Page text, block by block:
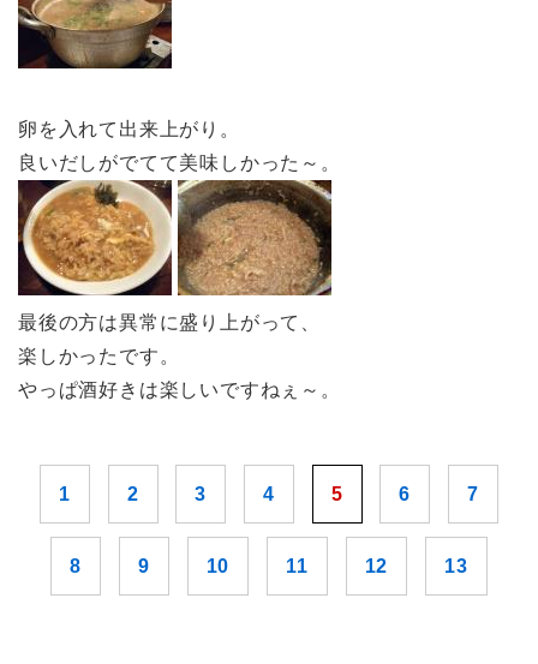
卵を入れて出来上がり。
良いだしがでてて美味しかった～。
最後の方は異常に盛り上がって、
楽しかったです。
やっぱ酒好きは楽しいですねぇ～。
1 2 3 4 5 6 7
8 9 10 11 12 13